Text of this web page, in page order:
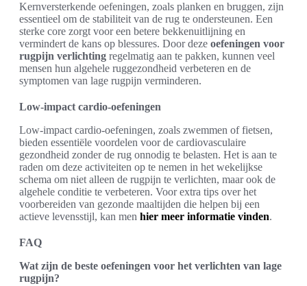
Kernversterkende oefeningen, zoals planken en bruggen, zijn
essentieel om de stabiliteit van de rug te ondersteunen. Een
sterke core zorgt voor een betere bekkenuitlijning en
vermindert de kans op blessures. Door deze oefeningen voor
rugpijn verlichting regelmatig aan te pakken, kunnen veel
mensen hun algehele ruggezondheid verbeteren en de
symptomen van lage rugpijn verminderen.
Low-impact cardio-oefeningen
Low-impact cardio-oefeningen, zoals zwemmen of fietsen,
bieden essentiële voordelen voor de cardiovasculaire
gezondheid zonder de rug onnodig te belasten. Het is aan te
raden om deze activiteiten op te nemen in het wekelijkse
schema om niet alleen de rugpijn te verlichten, maar ook de
algehele conditie te verbeteren. Voor extra tips over het
voorbereiden van gezonde maaltijden die helpen bij een
actieve levensstijl, kan men hier meer informatie vinden.
FAQ
Wat zijn de beste oefeningen voor het verlichten van lage
rugpijn?